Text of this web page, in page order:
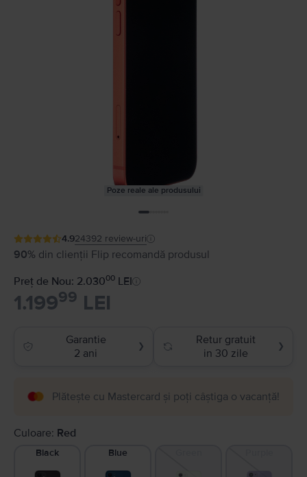
Poze reale ale produsului
4.924392 review-uri
90% din clienții Flip recomandă produsul
Preț de Nou: 2.03000 LEI
1.19999 LEI
Garantie
2 ani
❯
Retur gratuit
in 30 zile
❯
Plătește cu Mastercard și poți câștiga o vacanță!
Culoare: Red
Black Blue